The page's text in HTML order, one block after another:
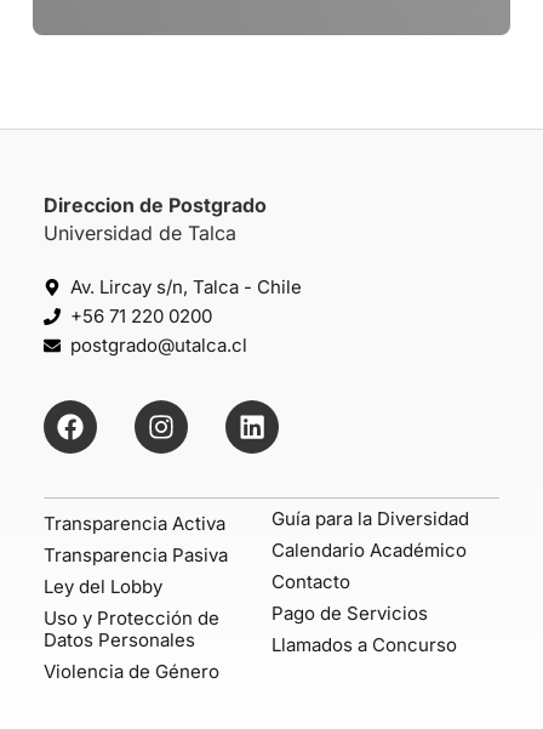
Direccion de Postgrado
Universidad de Talca
Av. Lircay s/n, Talca - Chile
+56 71 220 0200
postgrado@utalca.cl
Transparencia Activa
Transparencia Pasiva
Ley del Lobby
Uso y Protección de
Datos Personales
Violencia de Género
Guía para la Diversidad
Calendario Académico
Contacto
Pago de Servicios
Llamados a Concurso